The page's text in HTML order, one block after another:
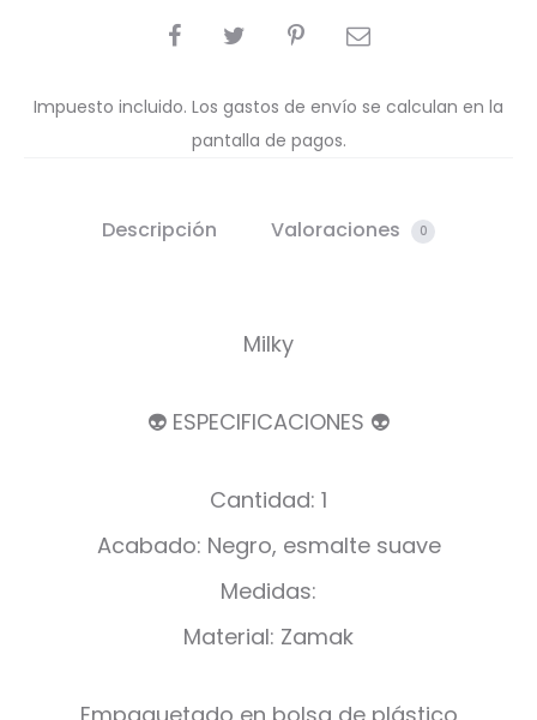
COMPARTIR
Impuesto incluido. Los gastos de envío se calculan en la
pantalla de pagos.
Descripción Valoraciones 0
Milky
👽 ESPECIFICACIONES 👽
Cantidad: 1
Acabado: Negro, esmalte suave
Medidas:
Material: Zamak